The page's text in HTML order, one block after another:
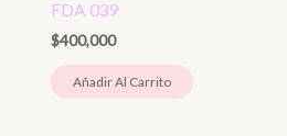
FDA 039
$400,000
Añadir Al Carrito